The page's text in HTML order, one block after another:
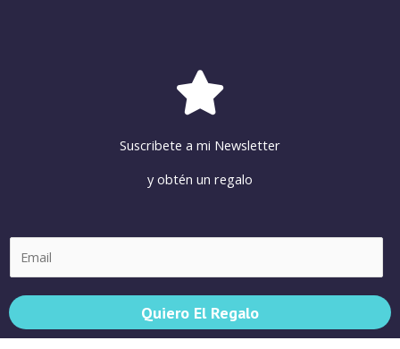
Suscribete a mi Newsletter
y obtén un regalo
a
i
l
*
Quiero El Regalo